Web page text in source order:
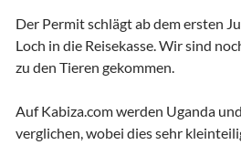
Der Permit schlägt ab dem ersten
Loch in die Reisekasse. Wir sind
zu den Tieren gekommen.
Auf Kabiza.com werden Uganda
verglichen, wobei dies sehr